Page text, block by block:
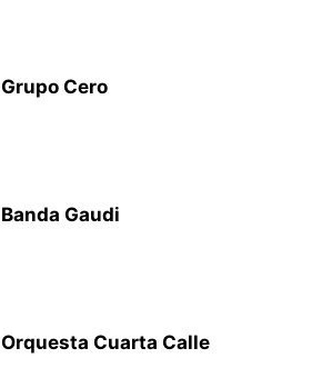
Grupo Cero
Banda Gaudi
Orquesta Cuarta Calle